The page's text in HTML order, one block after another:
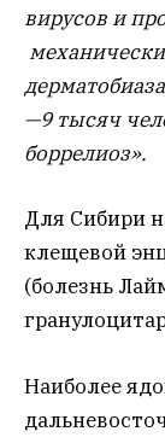
вирусов и
—9 тысяч
боррелиоз».
Для Сибири
клещевой
(болезнь
Наиболее